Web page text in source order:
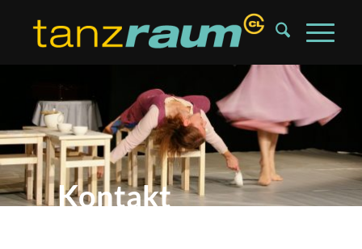
Kontakt